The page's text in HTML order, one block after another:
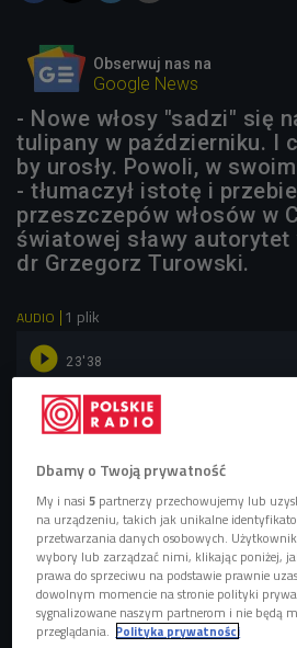
Obserwuj nas na
Google News
- Nowe włosy "sadzi" się
tulipany w październiku. I
by urosły. Powoli, w
- tłumaczył istotę i
przeszczepów włosów w
światowej sławy
dr Grzegorz Turowski.
AUDIO 1 plik
 23'38
Przeszczep włosów - kto powinien
zdecydować i jak przebiega
radę/Czwórka)
Dbamy o Twoją prywatność
My i nasi5 partnerzy przechowujemy lub
na urządzeniu, takich jak unikalne
przetwarzania danych osobowych.
wybory lub zarządzać nimi, klikając poniżej,
prawa do sprzeciwu na podstawie prawnie
dowolnym momencie na stronie polityki
sygnalizowane naszym partnerom i nie będą
przeglądania. Polityka prywatności